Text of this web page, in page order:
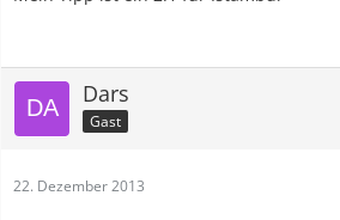
Dars
Gast
22. Dezember 2013